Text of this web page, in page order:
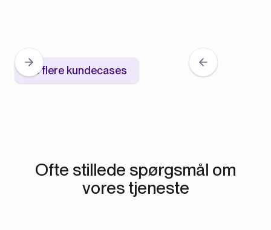
Se flere kundecases
Ofte stillede spørgsmål om
vores tjeneste